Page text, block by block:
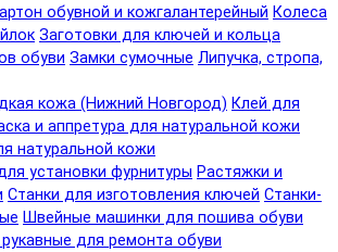
обувной и кожгалантерейный Колеса
Заготовки для ключей и кольца
обуви Замки сумочные Липучка, стропа,
кожа (Нижний Новгород) Клей для
и аппретура для натуральной кожи
натуральной кожи
установки фурнитуры Растяжки и
Станки для изготовления ключей Станки-
Швейные машинки для пошива обуви
для ремонта обуви